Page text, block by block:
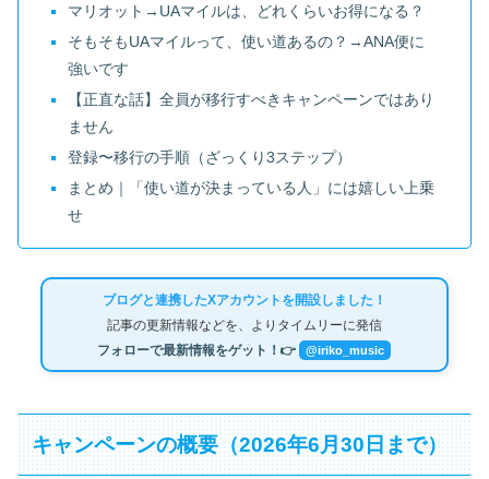
マリオット→UAマイルは、どれくらいお得になる？
そもそもUAマイルって、使い道あるの？→ANA便に
強いです
【正直な話】全員が移行すべきキャンペーンではあり
ません
登録〜移行の手順（ざっくり3ステップ）
まとめ｜「使い道が決まっている人」には嬉しい上乗
せ
ブログと連携したXアカウントを開設しました！
記事の更新情報などを、よりタイムリーに発信
フォローで最新情報をゲット！👉 @iriko_music
キャンペーンの概要（2026年6月30日まで）